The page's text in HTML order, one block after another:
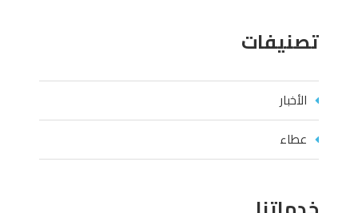
تصنيفات
الأخبار
عطاء